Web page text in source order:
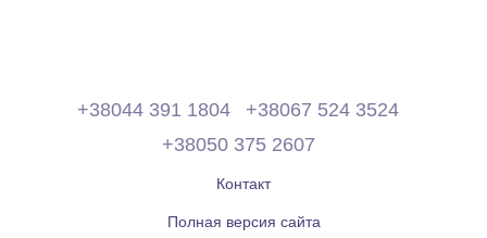
+38044 391 1804
+38067 524 3524
+38050 375 2607
Контакт
Полная версия сайта